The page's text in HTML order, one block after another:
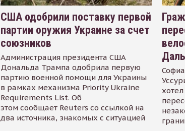
США одобрили поставку первой
партии оружия Украине за счет
союзников
Администрация президента США
Дональда Трампа одобрила первую
партию военной помощи для Украины
в рамках механизма Priority Ukraine
Requirements List. Об
этом сообщает Reuters со ссылкой на
два источника, знакомых с ситуацией